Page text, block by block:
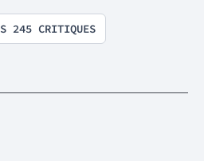
245 CRITIQUES